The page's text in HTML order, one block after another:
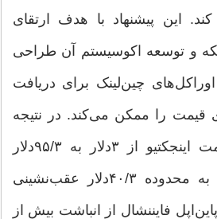
این پیشنهاد با هدف ارتقای
و توسعه اکوسیستم آن طراحی
چین‌لینک برای دریافت
قیمت را ممکن می‌کند. در نتیجه
تایید این پیشنهاد، قیمت اینجکتیو از ۳دلار به ۹۵/‌‌۳دلار
رسید، ولی در ادامه به محدوده ۴۰/‌‌۳دلار عقب‌نشینی
فایننشال از انباشت بیش از